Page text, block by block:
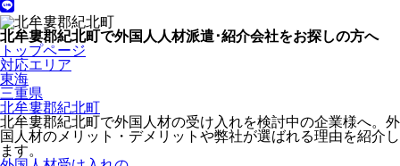
北牟婁郡紀北町で外国人人材派遣･紹介会社をお探しの方へ
トップページ
対応エリア
東海
三重県
北牟婁郡紀北町
北牟婁郡紀北町で外国人材の受け入れを検討中の企業様へ。外
国人材のメリット・デメリットや弊社が選ばれる理由を紹介し
ます。